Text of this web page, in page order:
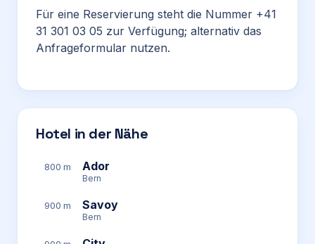
Für eine Reservierung steht die Nummer +41
31 301 03 05 zur Verfügung; alternativ das
Anfrageformular nutzen.
Hotel in der Nähe
800 m Ador
Bern
900 m Savoy
Bern